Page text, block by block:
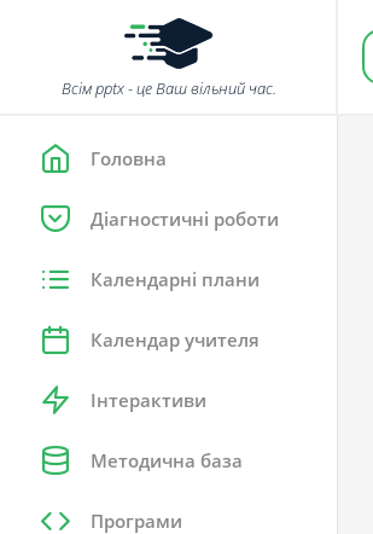
Всім pptx - це Ваш вільний час.
Головна
Діагностичні роботи
Календарні плани
Календар учителя
Інтерактиви
Методична база
Програми